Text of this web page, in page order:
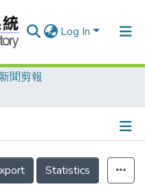
Log In
聞剪報
Statistics